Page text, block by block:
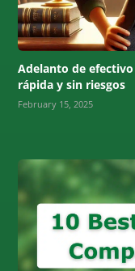
Adelanto de
rápida y sin riesgos
February 15, 2025